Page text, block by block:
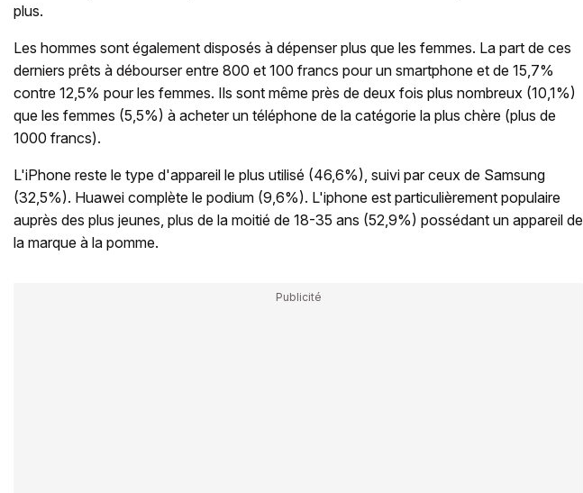
plus.
Les hommes sont également disposés à dépenser plus que les femmes. La part de ces
derniers prêts à débourser entre 800 et 100 francs pour un smartphone et de 15,7%
contre 12,5% pour les femmes. Ils sont même près de deux fois plus nombreux (10,1%)
que les femmes (5,5%) à acheter un téléphone de la catégorie la plus chère (plus de
1000 francs).
L'iPhone reste le type d'appareil le plus utilisé (46,6%), suivi par ceux de Samsung
(32,5%). Huawei complète le podium (9,6%). L'iphone est particulièrement populaire
auprès des plus jeunes, plus de la moitié de 18-35 ans (52,9%) possédant un appareil de
la marque à la pomme.